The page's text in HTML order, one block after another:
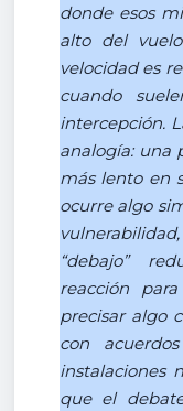
donde esos
alto del
velocidad es
cuando
intercepción.
analogía: una
más lento en
ocurre algo
“debajo”
reacción
precisar algo
con
instalaciones
que el